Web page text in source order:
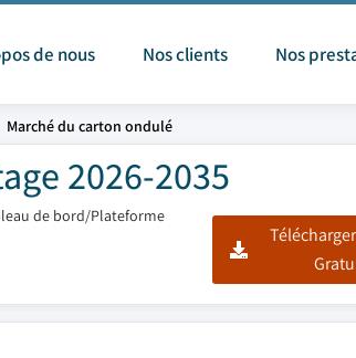
de nous Nos clients Nos
Marché du carton ondulé
2026-2035
de bord/Plateforme